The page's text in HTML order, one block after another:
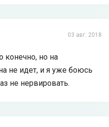
03 авг. 2018
конечно, но на
не идет, и я уже боюсь
не нервировать.